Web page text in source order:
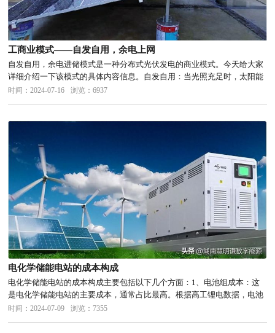
工商业模式——自发自用，余电上网
自发自用，余电进储模式是一种分布式光伏发电的商业模式。今天给大家
详细介绍一下该模式的具体内容信息。自发自用：当光照充足时，太阳能
组件向家用负载供电，满足家庭或工商业用户的电力需求。这种方式大量
时间：2024-07-16 浏览：6937
电化学储能电站的成本构成
电化学储能电站的成本构成主要包括以下几个方面：1、电池组成本：这
是电化学储能电站的主要成本，通常占比最高。根据高工锂电数据，电池
组成本在电化学储能系统总成本中占比可达67%。在锂离子电池中，正极
时间：2024-07-09 浏览：7355